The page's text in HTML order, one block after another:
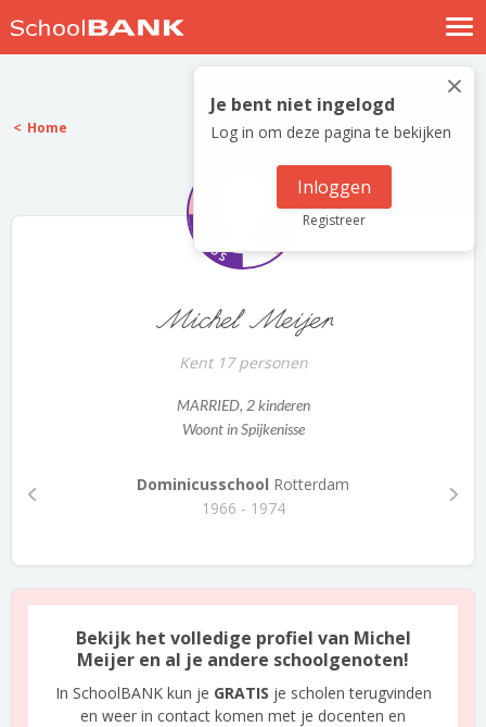
Nostalgische verhalen
Log in
Meld je gratis aan
×
Je bent niet ingelogd
Log in om deze pagina te bekijken
Inloggen
Registreer
Home
Michel Meijer
Kent 17 personen
MARRIED, 2 kinderen
Woont in Spijkenisse
Dominicusschool Rotterdam
1966 - 1974
Bekijk het volledige profiel van Michel
Meijer en al je andere schoolgenoten!
In SchoolBANK kun je GRATIS je scholen terugvinden
en weer in contact komen met je docenten en